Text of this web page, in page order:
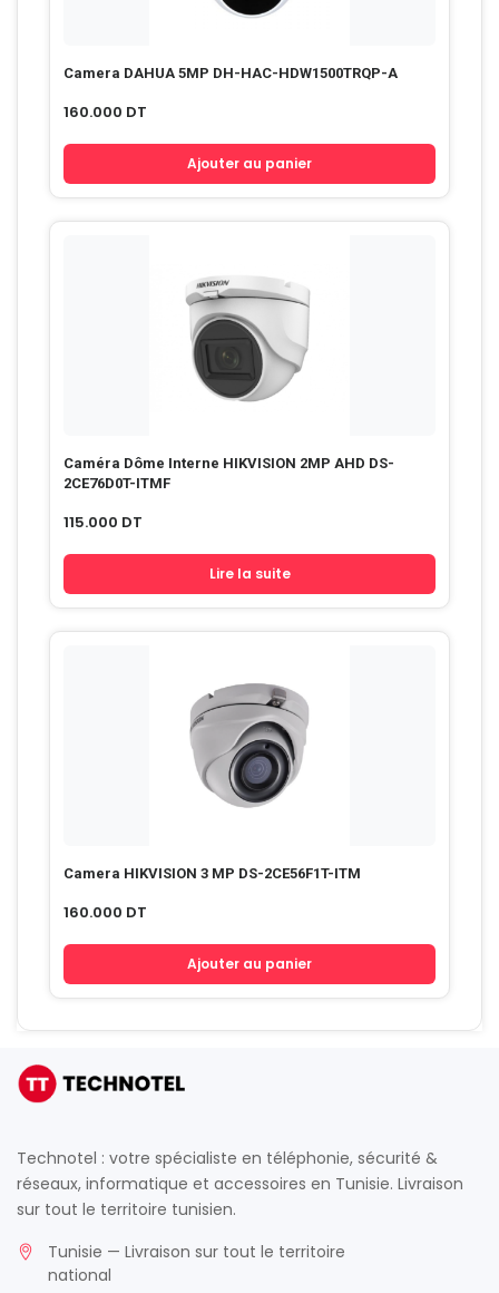
Camera DAHUA 5MP DH-HAC-HDW1500TRQP-A
160.000 DT
Ajouter au panier
Caméra Dôme Interne HIKVISION 2MP AHD DS-
2CE76D0T-ITMF
115.000 DT
Lire la suite
Camera HIKVISION 3 MP DS-2CE56F1T-ITM
160.000 DT
Ajouter au panier
Technotel : votre spécialiste en téléphonie, sécurité &
réseaux, informatique et accessoires en Tunisie. Livraison
sur tout le territoire tunisien.
Tunisie — Livraison sur tout le territoire
national